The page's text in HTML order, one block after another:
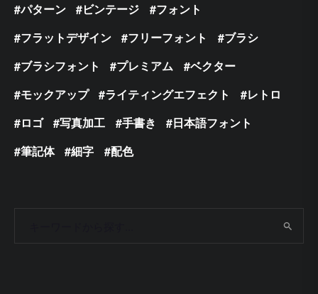
パターン
ビンテージ
フォント
フラットデザイン
フリーフォント
ブラシ
ブラシフォント
プレミアム
ベクター
モックアップ
ライティングエフェクト
レトロ
ロゴ
写真加工 手書き
日本語フォント
筆記体
細字 配色